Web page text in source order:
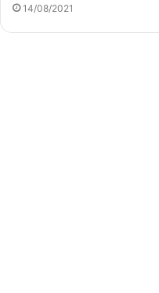
14/08/2021